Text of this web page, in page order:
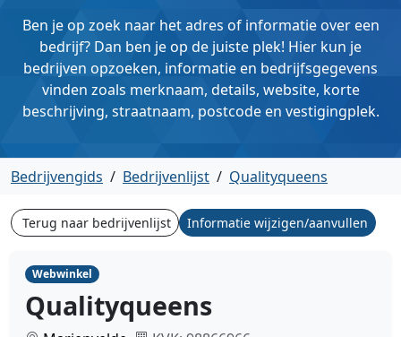
Ben je op zoek naar het adres of informatie over een
bedrijf? Dan ben je op de juiste plek! Hier kun je
bedrijven opzoeken, informatie en bedrijfsgegevens
vinden zoals merknaam, details, website, korte
beschrijving, straatnaam, postcode en vestigingplek.
Bedrijvengids / Bedrijvenlijst / Qualityqueens
Terug naar bedrijvenlijst Informatie wijzigen/aanvullen
Webwinkel
Qualityqueens